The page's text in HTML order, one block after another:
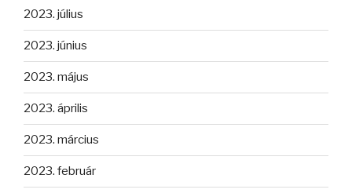
2023. július
2023. június
2023. május
2023. április
2023. március
2023. február